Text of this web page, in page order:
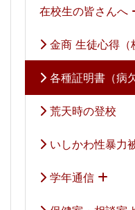
在校生の皆さんへ
金商 生徒心得（
各種証明書（病
荒天時の登校
いしかわ性暴力
学年通信